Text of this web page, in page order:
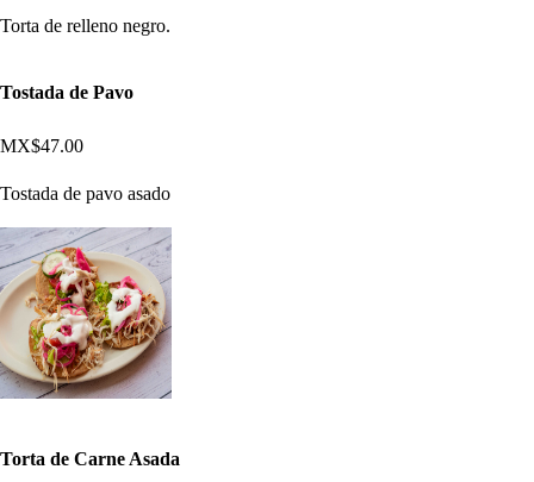
Torta de relleno negro.
Tostada de Pavo
MX$47.00
Tostada de pavo asado
Torta de Carne Asada